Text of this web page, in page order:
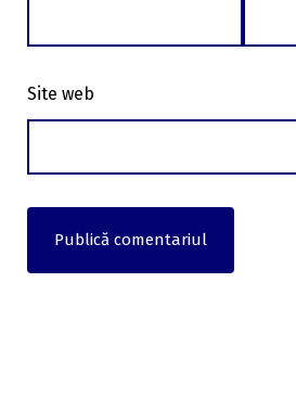
Site web